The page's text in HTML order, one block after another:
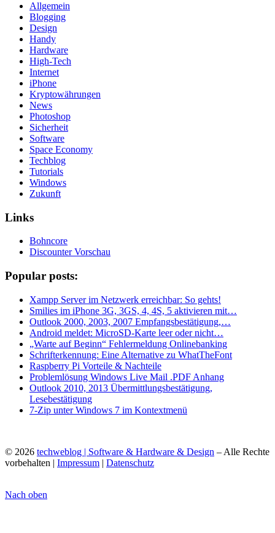
Allgemein
Blogging
Design
Handy
Hardware
High-Tech
Internet
iPhone
Kryptowährungen
News
Photoshop
Sicherheit
Software
Space Economy
Techblog
Tutorials
Windows
Zukunft
Links
Bohncore
Discounter Vorschau
Popular posts:
Xampp Server im Netzwerk erreichbar: So gehts!
Smilies im iPhone 3G, 3GS, 4, 4S, 5 aktivieren mit…
Outlook 2000, 2003, 2007 Empfangsbestätigung,…
Android meldet: MicroSD-Karte leer oder nicht…
„Warte auf Beginn“ Fehlermeldung Onlinebanking
Schrifterkennung: Eine Alternative zu WhatTheFont
Raspberry Pi Vorteile & Nachteile
Problemlösung Windows Live Mail .PDF Anhang
Outlook 2010, 2013 Übermittlungsbestätigung,
Lesebestätigung
7-Zip unter Windows 7 im Kontextmenü
© 2026 techweblog | Software & Hardware & Design – Alle Rechte
vorbehalten | Impressum | Datenschutz
Nach oben